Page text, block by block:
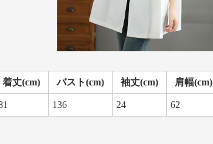
着丈(cm) バスト(cm) 袖丈(cm) 肩幅(cm)
136 24 62